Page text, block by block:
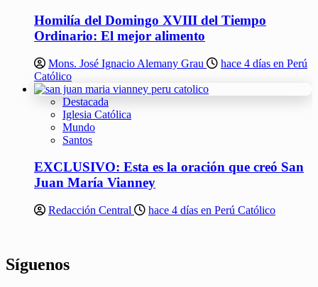
Homilía del Domingo XVIII del Tiempo
Ordinario: El mejor alimento
Mons. José Ignacio Alemany Grau
hace 4 días en Perú
Católico
Destacada
Iglesia Católica
Mundo
Santos
EXCLUSIVO: Esta es la oración que creó San
Juan María Vianney
Redacción Central hace 4 días en Perú Católico
Síguenos